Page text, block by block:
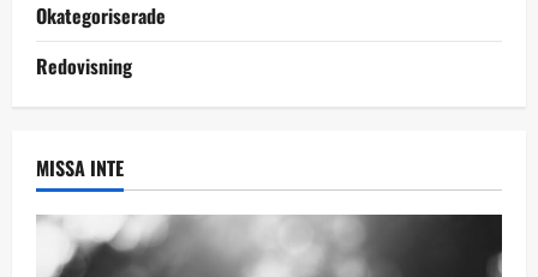
Okategoriserade
Redovisning
MISSA INTE